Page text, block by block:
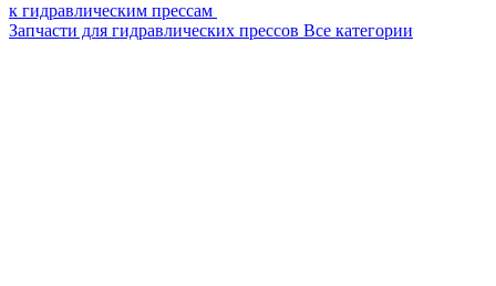
к гидравлическим прессам
Запчасти для гидравлических прессов Все категории